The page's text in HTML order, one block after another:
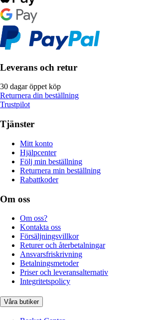
Leverans och retur
30 dagar öppet köp
Returnera din beställning
Trustpilot
Tjänster
Mitt konto
Hjälpcenter
Följ min beställning
Returnera min beställning
Rabattkoder
Om oss
Om oss?
Kontakta oss
Försäljningsvillkor
Returer och återbetalningar
Ansvarsfriskrivning
Betalningsmetoder
Priser och leveransalternativ
Integritetspolicy
Våra butiker